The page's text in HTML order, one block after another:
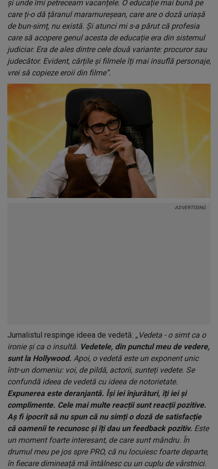
și unde îmi petreceam vacanțele. O educație mai bună pe
care ți-o dă țăranul maramureșean, care are o doză uriașă
de bun-simț, nu există. Și atunci mi s-a părut că profesia
care să acopere genul acesta de educație era din sistemul
judiciar. Era de ales dintre cele două variante: procuror sau
judecător. Evident, cărțile și filmele îți mai insuflă personaje,
vrei să copieze eroii din filme”.
Jurnalistul respinge ideea de vedetă: „Vedeta - o simt ca o
ironie și ca o insultă. Vedetele, din punctul meu de vedere,
sunt la Hollywood. Apoi, o vedetă este un exponent unic
într-un domeniu: voi, de pildă, actorii, sunteți vedete. Se
confundă ideea de vedetă cu ideea de notorietate.
Expunerea este deranjantă. Își iei înjurături, îți iei și
complimente. Cele mai multe reacții sunt reacții pozitive.
Aș fi ipocrit să nu spun că nu simți o doză de satisfacție
că oamenii te recunosc și îți dau un feedback pozitiv. Este
un moment foarte interesant, de care sunt mândru. În
drumul meu pe jos spre PRO, că nu locuiesc foarte departe,
în fiecare dimineață mă întâlnesc cu un cuplu de vârstnici.